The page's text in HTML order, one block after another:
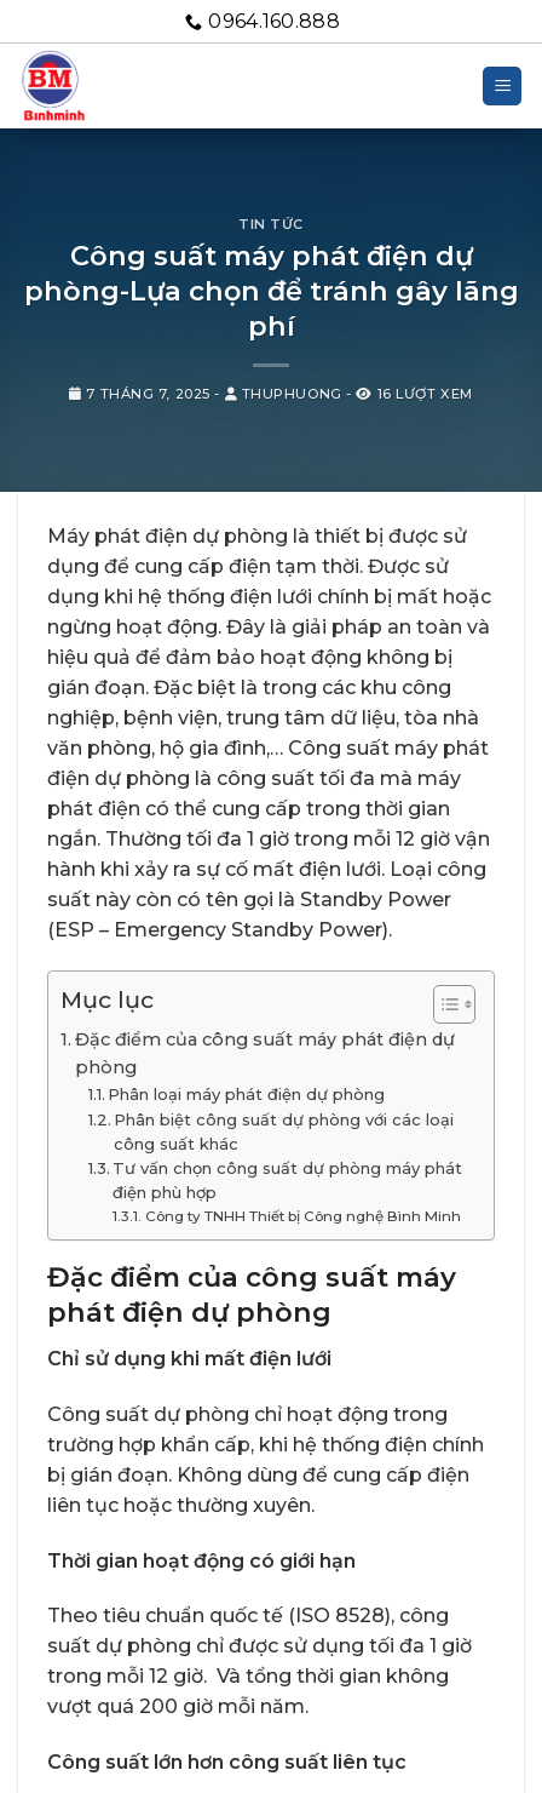
qua
nội
dung
0964.160.888
TIN TỨC
Công suất máy phát điện dự
phòng-Lựa chọn để tránh gây lãng
phí
7 THÁNG 7, 2025 - THUPHUONG - 16 LƯỢT XEM
Máy phát điện dự phòng là thiết bị được sử
dụng để cung cấp điện tạm thời. Được sử
dụng khi hệ thống điện lưới chính bị mất hoặc
ngừng hoạt động. Đây là giải pháp an toàn và
hiệu quả để đảm bảo hoạt động không bị
gián đoạn. Đặc biệt là trong các khu công
nghiệp, bệnh viện, trung tâm dữ liệu, tòa nhà
văn phòng, hộ gia đình,… Công suất máy phát
điện dự phòng là công suất tối đa mà máy
phát điện có thể cung cấp trong thời gian
ngắn. Thường tối đa 1 giờ trong mỗi 12 giờ vận
hành khi xảy ra sự cố mất điện lưới. Loại công
suất này còn có tên gọi là Standby Power
(ESP – Emergency Standby Power).
Mục lục
Đặc điểm của công suất máy phát điện dự
phòng
Phân loại máy phát điện dự phòng
Phân biệt công suất dự phòng với các loại
công suất khác
Tư vấn chọn công suất dự phòng máy phát
điện phù hợp
Công ty TNHH Thiết bị Công nghệ Bình Minh
Đặc điểm của công suất máy
phát điện dự phòng
Chỉ sử dụng khi mất điện lưới
Công suất dự phòng chỉ hoạt động trong
trường hợp khẩn cấp, khi hệ thống điện chính
bị gián đoạn. Không dùng để cung cấp điện
liên tục hoặc thường xuyên.
Thời gian hoạt động có giới hạn
Theo tiêu chuẩn quốc tế (ISO 8528), công
suất dự phòng chỉ được sử dụng tối đa 1 giờ
trong mỗi 12 giờ. Và tổng thời gian không
vượt quá 200 giờ mỗi năm.
Công suất lớn hơn công suất liên tục